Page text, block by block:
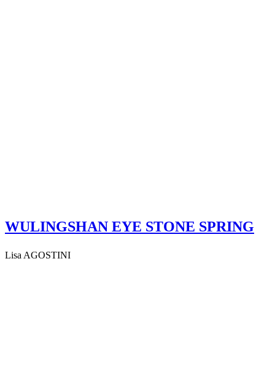
WULINGSHAN EYE STONE SPRING
Lisa AGOSTINI